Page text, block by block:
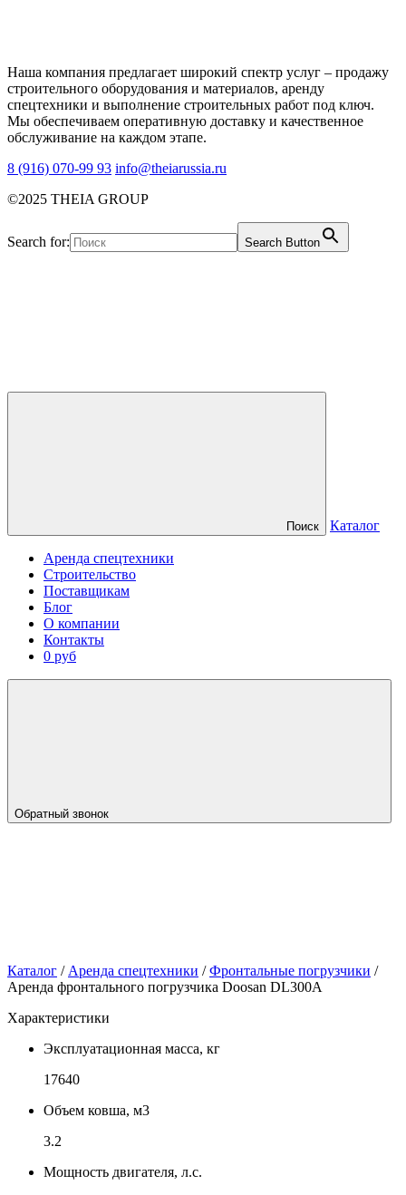
Наша компания предлагает широкий спектр услуг – продажу
строительного оборудования и материалов, аренду
спецтехники и выполнение строительных работ под ключ.
Мы обеспечиваем оперативную доставку и качественное
обслуживание на каждом этапе.
8 (916) 070-99 93 info@theiarussia.ru
©2025 THEIA GROUP
Search for: Search Button
Поиск Каталог
Аренда спецтехники
Строительство
Поставщикам
Блог
О компании
Контакты
0 руб
Обратный звонок
Каталог / Аренда спецтехники /Фронтальные погрузчики /
Аренда фронтального погрузчика Doosan DL300A
Характеристики
Эксплуатационная масса, кг
17640
Объем ковша, м3
3.2
Мощность двигателя, л.с.